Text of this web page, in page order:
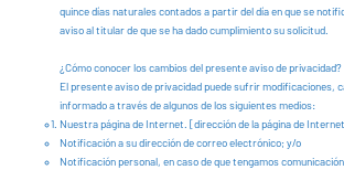
quince días naturales contados a partir del día en que se
aviso al titular de que se ha dado cumplimiento su solicitud.
¿Cómo conocer los cambios del presente aviso de privacidad?
El presente aviso de privacidad puede sufrir modificaciones,
informado a través de algunos de los siguientes medios:
Nuestra página de Internet. [dirección de la página de
Notificación a su dirección de correo electrónico; y/o
Notificación personal, en caso de que tengamos